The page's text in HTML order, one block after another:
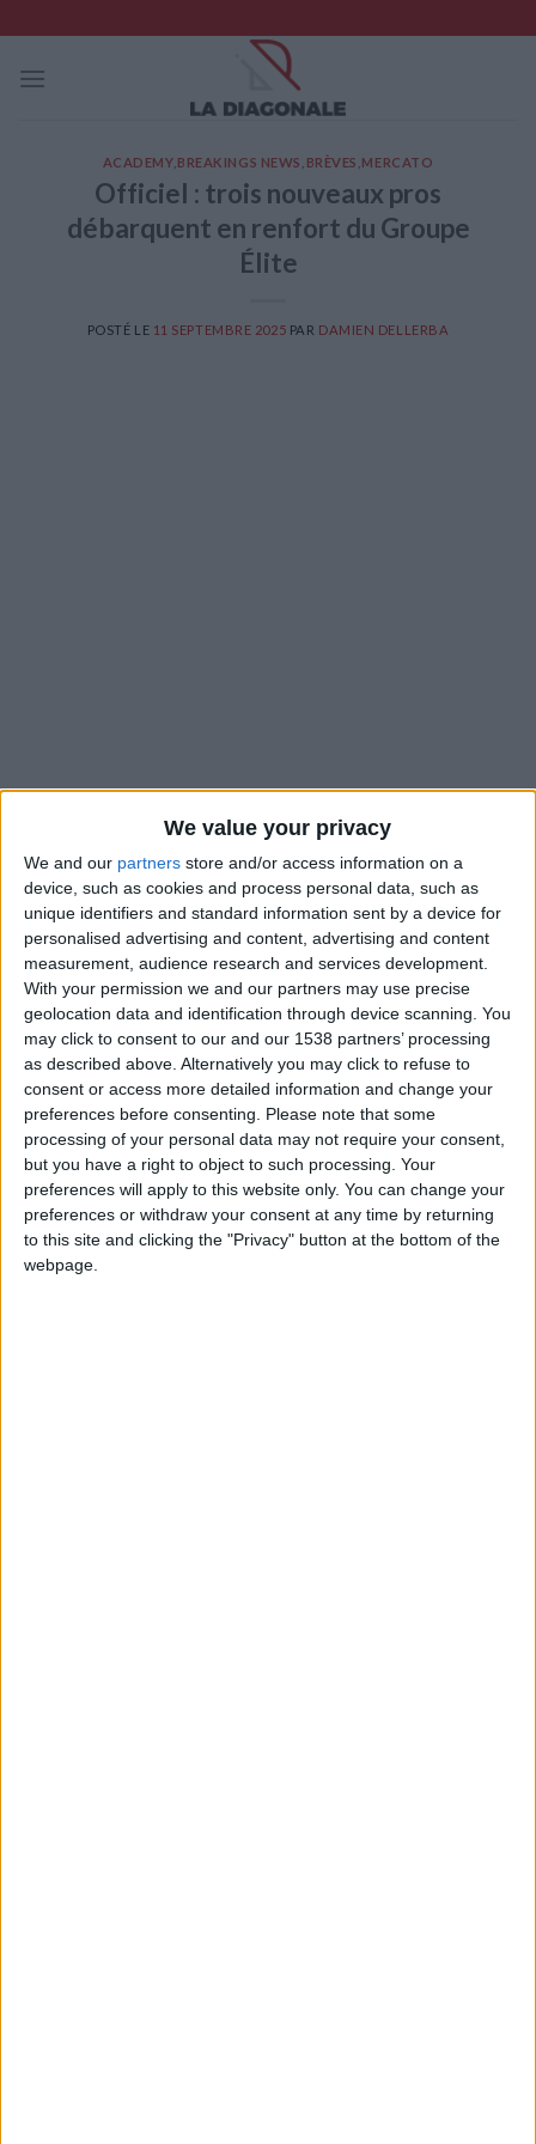
We value your privacy
We and our partners store and/or access information on a
device, such as cookies and process personal data, such as
unique identifiers and standard information sent by a device for
personalised advertising and content, advertising and content
measurement, audience research and services development.
With your permission we and our partners may use precise
geolocation data and identification through device scanning. You
may click to consent to our and our 1538 partners’ processing
as described above. Alternatively you may click to refuse to
consent or access more detailed information and change your
preferences before consenting.
Please note that some
processing of your personal data may not require your consent,
but you have a right to object to such processing. Your
preferences will apply to this website only. You can change your
preferences or withdraw your consent at any time by returning
to this site and clicking the "Privacy" button at the bottom of the
webpage.
to
content
ACADEMY, BREAKINGS NEWS BRÈVES MERCATO
Officiel : trois nouveaux pros
débarquent en renfort du Groupe
Élite
POSTÉ LE 11 SEPTEMBRE 2025 PAR DAMIEN DELLERBA
Leur signature avait été annoncée au mois d’août et l’AS
Monaco les a officialisées ce jeudi. Daryl Leunga Leunga (17
ans), Matthias Wamu (16 ans) et Ekene Chukwuani (16 ans)
ont signé un contrat professionnel avec le club de la
Principauté. Ils rejoignent avec effet immédiat le Groupe Élite
entraîné par Djimi Traoré.
Le défenseur central Leunga Leunga arrive en provenance du
Standard de Liège pour qui l’ASM aurait déboursé 1,5 million
d’euros, avec un pourcentage à la revente supérieur à 20 %
inclus dans la transaction. Il aurait signé pour quatre saisons,
selon les informations parues à l’époque dans la presse belge.